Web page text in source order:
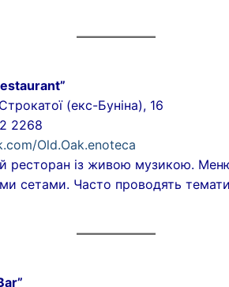
(екс-Буніна), 16
2268
Old.Oak.enoteca
ресторан із живою музикою.
сетами. Часто проводять